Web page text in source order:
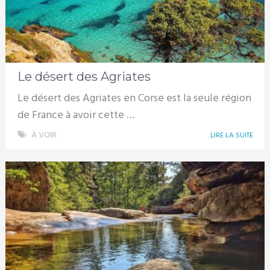
Le désert des Agriates
Le désert des Agriates en Corse est la seule région
de France à avoir cette …
À VOIR LIRE LA SUITE